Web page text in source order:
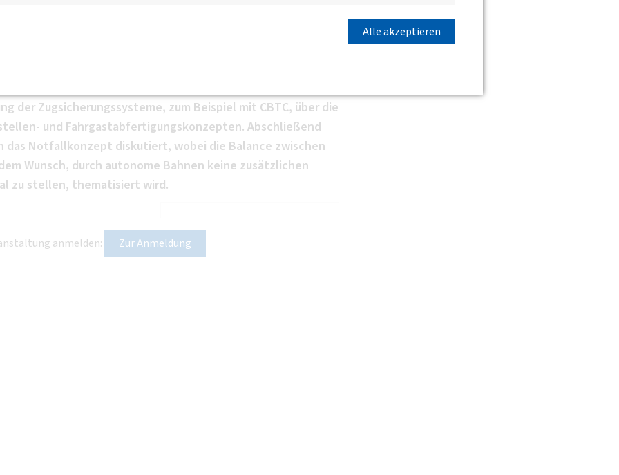
Alle akzeptieren
der Albtal-Verkehrs-Gesellschaft mbH, referiert über die
des autonomen Fahrens auf Regionalstrecken,
der Zugsicherungssysteme, zum Beispiel mit CBTC, über die
und Fahrgastabfertigungskonzepten. Abschließend
Notfallkonzept diskutiert, wobei die Balance zwischen
Wunsch, durch autonome Bahnen keine zusätzlichen
zu stellen, thematisiert wird.
anmelden: Zur Anmeldung